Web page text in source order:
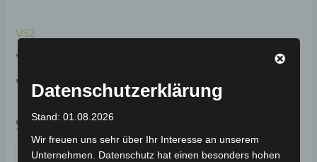
VS2
VS2 HYDRAULISCHE
VORDERE BREMSE-SET
99,00€ *
IN DEN WARENKORB
Datenschutzerklärung
Stand: 01.08.2026
Wir freuen uns sehr über Ihr Interesse an unserem
Unternehmen. Datenschutz hat einen besonders hohen